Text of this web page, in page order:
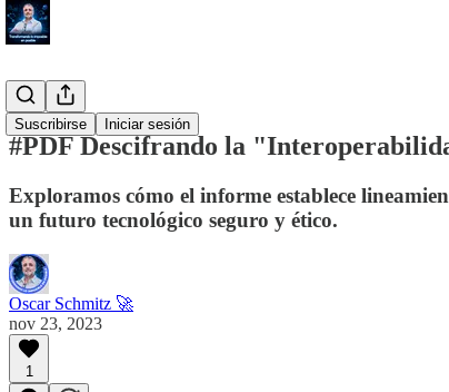
Suscribirse Iniciar sesión
#Tool
#PDF Descifrando la
Exploramos cómo el informe establece
un futuro tecnológico seguro y ético.
Oscar Schmitz 🚀
nov 23, 2023
1